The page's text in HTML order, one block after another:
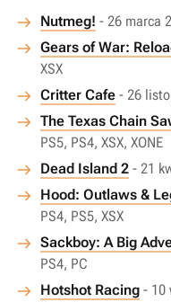
Nutmeg! - 26 marca
Gears of War:
XSX
Critter Cafe - 26
The Texas Chain
PS5, PS4, XSX, XONE
Dead Island 2 - 21
Hood: Outlaws &
PS4, PS5, XSX
Sackboy: A Big
PS4, PC
Hotshot Racing - 10